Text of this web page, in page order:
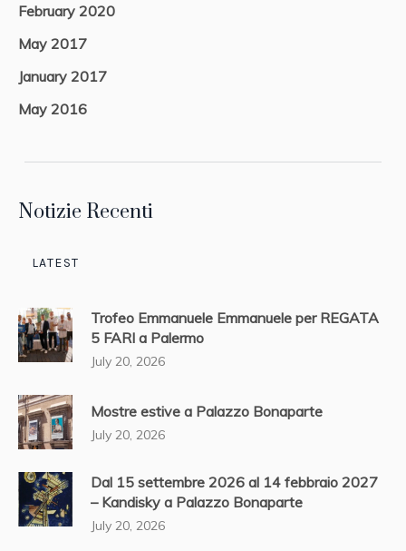
February 2020
May 2017
January 2017
May 2016
Notizie Recenti
LATEST
Trofeo Emmanuele Emmanuele per REGATA
5 FARI a Palermo
July 20, 2026
Mostre estive a Palazzo Bonaparte
July 20, 2026
Dal 15 settembre 2026 al 14 febbraio 2027
– Kandisky a Palazzo Bonaparte
July 20, 2026